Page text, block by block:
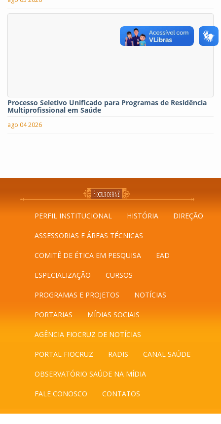
Processo Seletivo Unificado para Programas de Residência
Multiprofissional em Saúde
ago 04 2026
PERFIL INSTITUCIONAL HISTÓRIA DIREÇÃO
ASSESSORIAS E ÁREAS TÉCNICAS
COMITÊ DE ÉTICA EM PESQUISA EAD
ESPECIALIZAÇÃO CURSOS
PROGRAMAS E PROJETOS NOTÍCIAS
PORTARIAS MÍDIAS SOCIAIS
AGÊNCIA FIOCRUZ DE NOTÍCIAS
PORTAL FIOCRUZ RADIS CANAL SAÚDE
OBSERVATÓRIO SAÚDE NA MÍDIA
FALE CONOSCO CONTATOS